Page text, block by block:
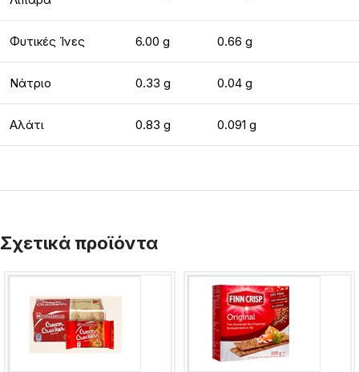
Φυτικές Ίνες 6.00 g 0.66 g
Νάτριο 0.33 g 0.04 g
Αλάτι 0.83 g 0.091 g
Σχετικά προϊόντα